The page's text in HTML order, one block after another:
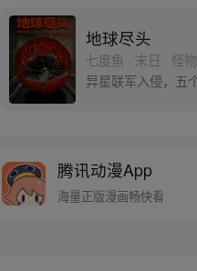
地球尽头
七度魚 · 末日 · 怪物
异星联军入侵，五
腾讯动漫App
海量正版漫画畅快看